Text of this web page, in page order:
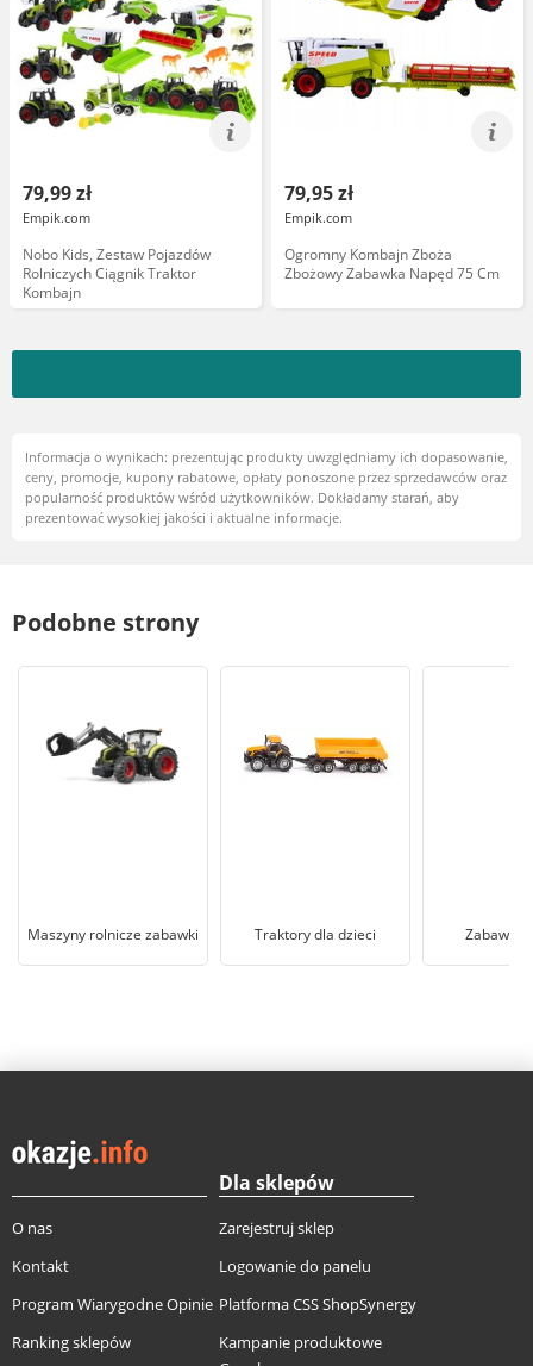
79,99 zł
Empik.com
Nobo Kids, Zestaw Pojazdów
Rolniczych Ciągnik Traktor
Kombajn
79,95 zł
Empik.com
Ogromny Kombajn Zboża
Zbożowy Zabawka Napęd 75 Cm
Informacja o wynikach: prezentując produkty uwzględniamy ich dopasowanie,
ceny, promocje, kupony rabatowe, opłaty ponoszone przez sprzedawców oraz
popularność produktów wśród użytkowników. Dokładamy starań, aby
prezentować wysokiej jakości i aktualne informacje.
Podobne strony
Maszyny rolnicze zabawki Traktory dla dzieci Zabawki
O nas
Kontakt
Program Wiarygodne Opinie
Ranking sklepów
Dla sklepów
Zarejestruj sklep
Logowanie do panelu
Platforma CSS ShopSynergy
Kampanie produktowe